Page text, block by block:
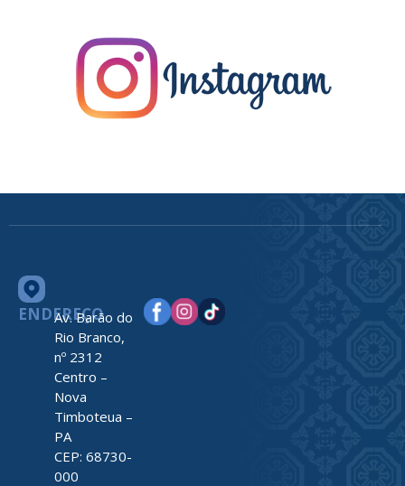
ENDEREÇO
Av. Barão do
Rio Branco,
nº 2312
Centro –
Nova
Timboteua –
PA
CEP: 68730-
000